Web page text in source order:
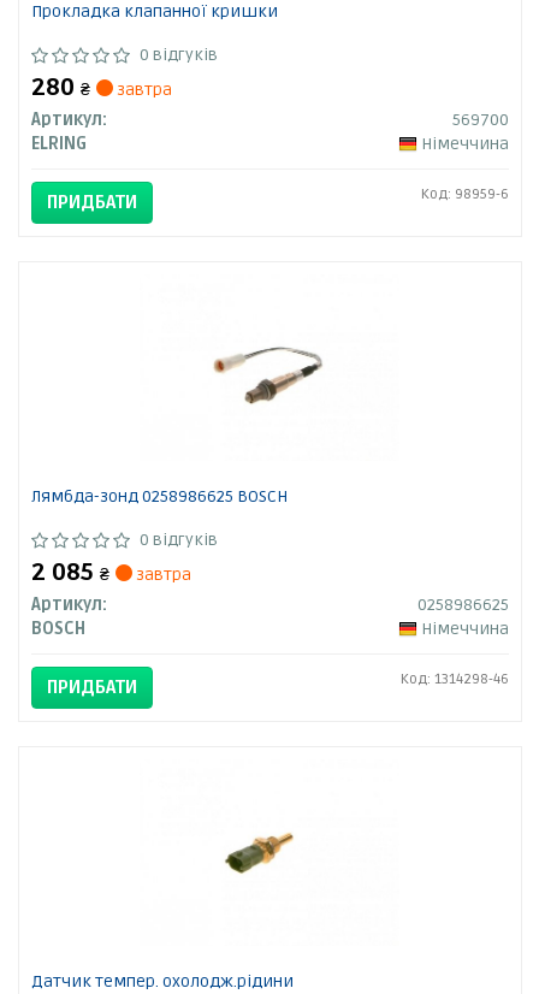
Прокладка клапанної кришки
0 відгуків
280 ₴
завтра
Артикул:
569700
ELRING
Німеччина
ПРИДБАТИ Код: 98959-6
Лямбда-зонд 0258986625 BOSCH
0 відгуків
2 085 ₴
завтра
Артикул:
0258986625
BOSCH
Німеччина
ПРИДБАТИ Код: 1314298-46
Датчик темпер. охолодж.рідини